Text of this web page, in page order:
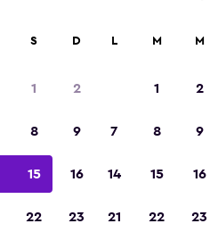
S D
1 2
8 9
15 16
22 23
L M M
1 2
7 8 9
14 15 16
21 22 23